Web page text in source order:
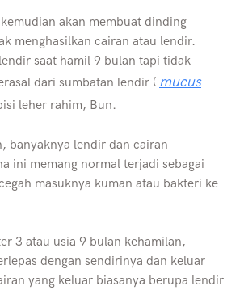
akan membuat dinding
menghasilkan cairan atau lendir.
saat hamil 9 bulan tapi tidak
dari sumbatan lendir ( mucus
leher rahim, Bun.
banyaknya lendir dan cairan
ini memang normal terjadi sebagai
masuknya kuman atau bakteri ke
3 atau usia 9 bulan kehamilan,
dengan sendirinya dan keluar
yang keluar biasanya berupa lendir